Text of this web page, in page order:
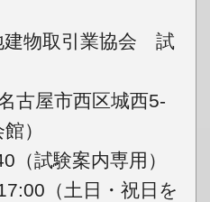
建物取引業協会 試
古屋市西区城西5-
）
（試験案内専用）
（土日・祝日を